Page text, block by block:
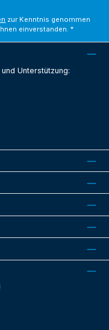
zur Kenntnis genommen
einverstanden. *
Unterstützung: